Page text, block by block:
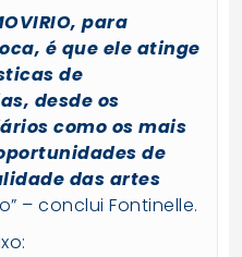
para
é que ele atinge
de
desde os
como os mais
de
das artes
– conclui Fontinelle.